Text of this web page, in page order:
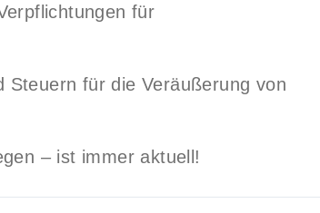
für
Steuern für die Veräußerung von
– ist immer aktuell!